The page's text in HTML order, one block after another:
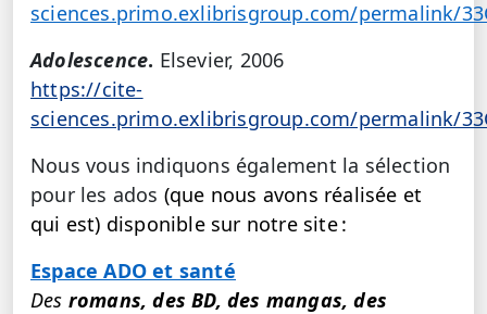
sciences.primo.exlibrisgroup.com/permalink/
Adolescence. Elsevier, 2006
https://cite-
sciences.primo.exlibrisgroup.com/permalink/
Nous vous indiquons également la sélection
pour les ados (que nous avons réalisée et
qui est) disponible sur notre site :
Espace ADO et santé
Des romans, des BD, des mangas, des